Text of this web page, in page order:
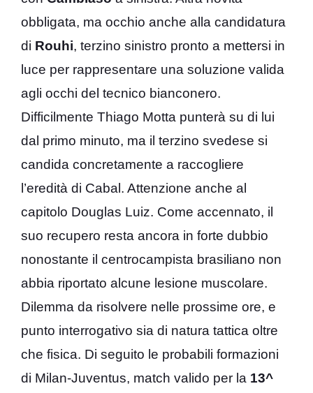
obbligata, ma occhio anche alla candidatura
di Rouhi, terzino sinistro pronto a mettersi in
luce per rappresentare una soluzione valida
agli occhi del tecnico bianconero.
Difficilmente Thiago Motta punterà su di lui
dal primo minuto, ma il terzino svedese si
candida concretamente a raccogliere
l’eredità di Cabal. Attenzione anche al
capitolo Douglas Luiz. Come accennato, il
suo recupero resta ancora in forte dubbio
nonostante il centrocampista brasiliano non
abbia riportato alcune lesione muscolare.
Dilemma da risolvere nelle prossime ore, e
punto interrogativo sia di natura tattica oltre
che fisica. Di seguito le probabili formazioni
di Milan-Juventus, match valido per la 13^